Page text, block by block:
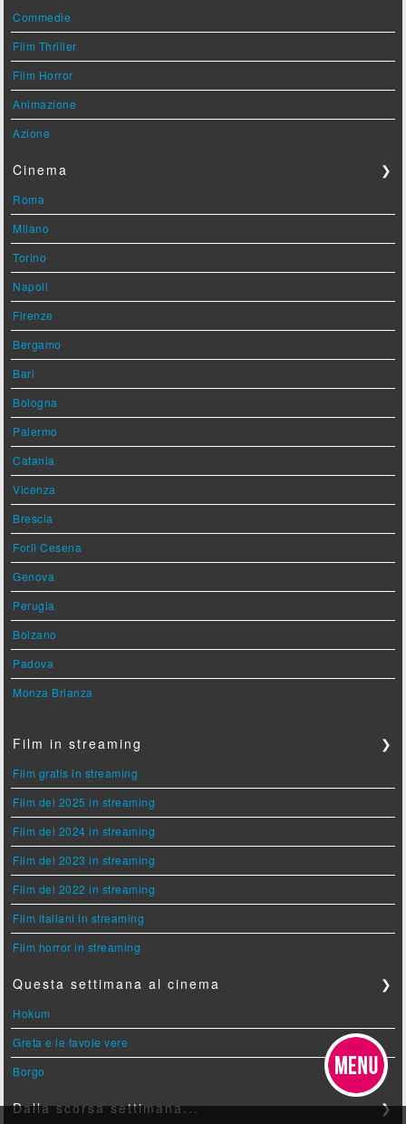
Commedie
Film Thriller
Film Horror
Animazione
Azione
Cinema ❯
Roma
Milano
Torino
Napoli
Firenze
Bergamo
Bari
Bologna
Palermo
Catania
Vicenza
Brescia
Forlì Cesena
Genova
Perugia
Bolzano
Padova
Monza Brianza
Film in streaming ❯
Film gratis in streaming
Film del 2025 in streaming
Film del 2024 in streaming
Film del 2023 in streaming
Film del 2022 in streaming
Film italiani in streaming
Film horror in streaming
Questa settimana al cinema ❯
Hokum
Greta e le favole vere
Borgo
Dalla scorsa settimana... ❯